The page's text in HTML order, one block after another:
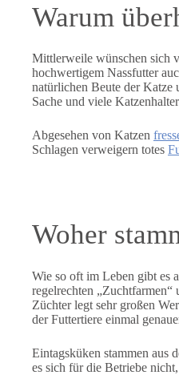
Warum
Mittlerweile wünschen sich
hochwertigem Nassfutter
natürlichen Beute der Katze
Sache und viele
Abgesehen von Katzen
Schlagen verweigern totes
Woher
Wie so oft im Leben gibt es
regelrechten
Züchter legt sehr großen
der Futtertiere einmal
Eintagsküken stammen aus
es sich für die Betriebe